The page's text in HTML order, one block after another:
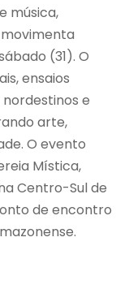
música,
(31). O
ensaios
e
arte,
O evento
Mística,
Centro-Sul de
de encontro